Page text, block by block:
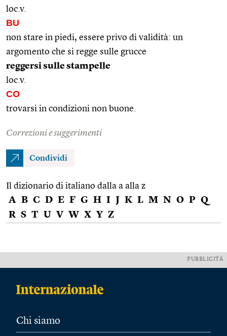
loc.v.
BU
non stare in piedi, essere privo di validità: un
argomento che si regge sulle grucce
reggersi sulle stampelle
loc.v.
CO
trovarsi in condizioni non buone.
Correzioni e suggerimenti
Condividi
Il dizionario di italiano dalla a alla z
A B C D E F G H I J K L M N O P Q
R S T U V W X Y Z
PUBBLICITÀ
Chi siamo